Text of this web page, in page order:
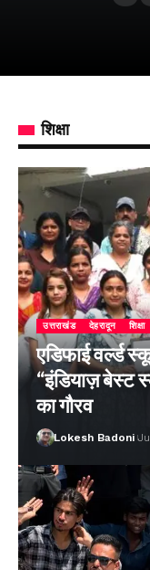
शिक्षा
उत्तराखंड देहरादून शिक्षा
एडिफाई वर्ल्ड
“इंडियाज़ बेस्ट
का गौरव
Lokesh Badoni